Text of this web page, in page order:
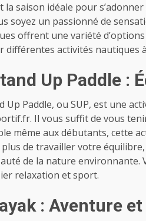
la saison idéale pour
soyez un passionné de
offrent une variété
différentes activités nautiques
Up Paddle :
Up Paddle, ou SUP, est une
. Il vous suffit de vous
même aux débutants, cette
plus de travailler votre
de la nature environnante.
relaxation et sport.
: Aventure